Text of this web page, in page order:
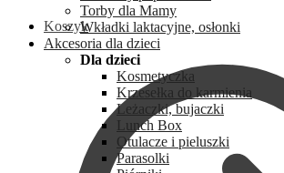
Koszyk
Torby dla Mamy
Wkładki laktacyjne, osłonki
Akcesoria dla dzieci
Dla dzieci
Kosmetyczka
Krzesełka do karmienia
Leżaczki, bujaczki
Lunch Box
Otulacze i pieluszki
Parasolki